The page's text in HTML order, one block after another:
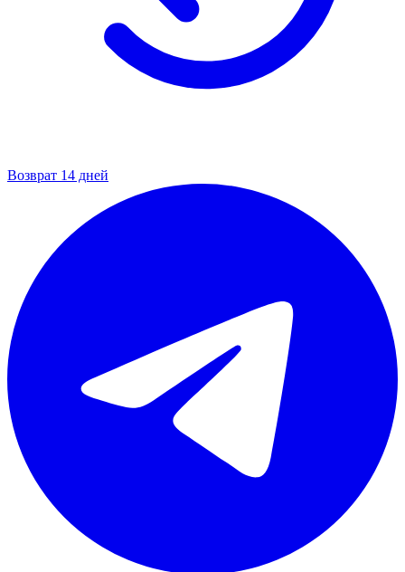
Возврат 14 дней